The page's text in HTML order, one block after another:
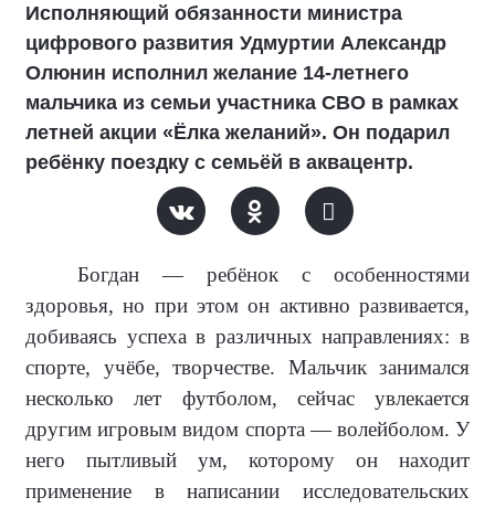
Исполняющий обязанности министра
цифрового развития Удмуртии Александр
Олюнин исполнил желание 14-летнего
мальчика из семьи участника СВО в рамках
летней акции «Ёлка желаний». Он подарил
ребёнку поездку с семьёй в аквацентр.
Богдан — ребёнок с особенностями
здоровья, но при этом он активно развивается,
добиваясь успеха в различных направлениях: в
спорте, учёбе, творчестве. Мальчик занимался
несколько лет футболом, сейчас увлекается
другим игровым видом спорта — волейболом. У
него пытливый ум, которому он находит
применение в написании исследовательских